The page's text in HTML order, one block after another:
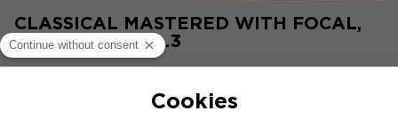
CLASSICAL MASTERED WITH FOCAL,
IMMERSIVE VOL.3
masterisée avec des enceintes Focal grâce à nos